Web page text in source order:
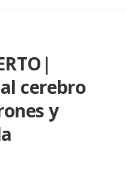
cerebro
y